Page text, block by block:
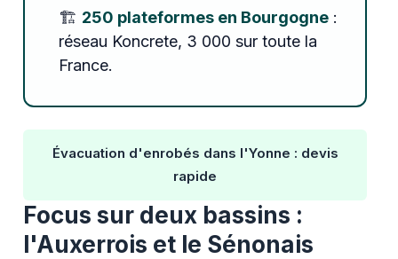
🏗️ 250 plateformes en Bourgogne:
réseau Koncrete, 3 000 sur toute la
France.
Évacuation d'enrobés dans l'Yonne : devis
rapide
Focus sur deux bassins :
l'Auxerrois et le Sénonais